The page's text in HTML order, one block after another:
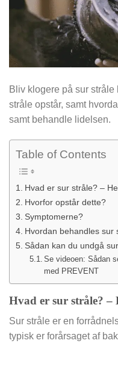
Bliv klogere på sur
stråle opstår, samt
samt behandle lidelsen.
Table of Contents
Hvad er sur stråle? –
Hvorfor opstår dette?
Symptomerne?
Hvordan behandles sur
Sådan kan du undgå
Se videoen: Sådan
med PREVENT
Hvad er sur stråle? –
Sur stråle er en
typisk er forårsaget af